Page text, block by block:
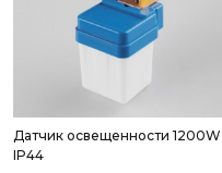
Датчик освещенности 1200W
IP44